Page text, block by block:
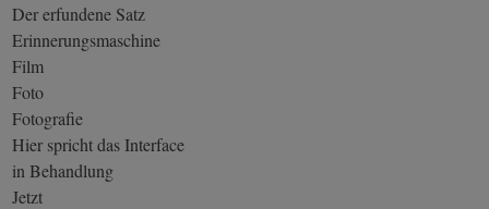
Der erfundene Satz
Erinnerungsmaschine
Film
Foto
Fotografie
Hier spricht das Interface
in Behandlung
Jetzt